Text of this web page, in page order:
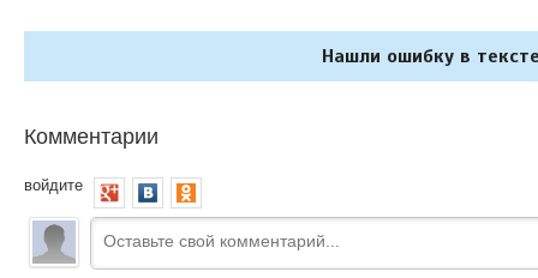
Нашли ошибку в
Комментарии
войдите